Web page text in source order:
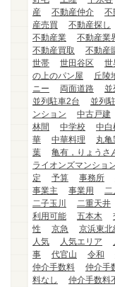
産
不動産仲介 不
産売買
不動産探し
不動産業
不動産業
不動産買取
不動産
世帯
世田谷区 世
の上のパン屋
丘陵
ニー
両面道路 並
並列駐車2台
並列
ンション
中古戸建
林間
中学校 中白
華
中華料理 丸亀
葉
亀有，りょうさ
ライオンズマンショ
定
予算 事務所
事業主
事業用 二
二子玉川
二重天井
利用可能
五本木
性
京急 京浜東北
人気
人気エリア
事
代官山 令和
仲介手数料
仲介手
料なし
仲介手数料